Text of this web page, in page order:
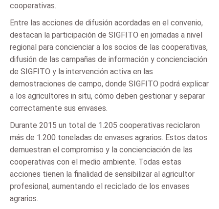
cooperativas.
Entre las acciones de difusión acordadas en el convenio,
destacan la participación de SIGFITO en jornadas a nivel
regional para concienciar a los socios de las cooperativas,
difusión de las campañas de información y concienciación
de SIGFITO y la intervención activa en las
demostraciones de campo, donde SIGFITO podrá explicar
a los agricultores in situ, cómo deben gestionar y separar
correctamente sus envases.
Durante 2015 un total de 1.205 cooperativas reciclaron
más de 1.200 toneladas de envases agrarios. Estos datos
demuestran el compromiso y la concienciación de las
cooperativas con el medio ambiente. Todas estas
acciones tienen la finalidad de sensibilizar al agricultor
profesional, aumentando el reciclado de los envases
agrarios.